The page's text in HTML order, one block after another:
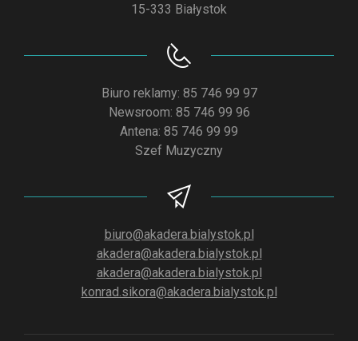
15-333 Białystok
Biuro reklamy: 85 746 99 97
Newsroom: 85 746 99 96
Antena: 85 746 99 99
Szef Muzyczny
biuro@akadera.bialystok.pl
akadera@akadera.bialystok.pl
akadera@akadera.bialystok.pl
konrad.sikora@akadera.bialystok.pl